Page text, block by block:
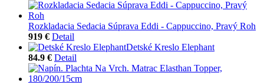
Rozkladacia Sedacia Súprava Eddi - Cappuccino, Pravý Roh
919 € Detail
Detské Kreslo Elephant
84.9 € Detail